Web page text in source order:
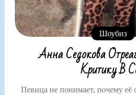
Шоубиз
Анна Седокова
Критику В
Певица не понимает, почему её